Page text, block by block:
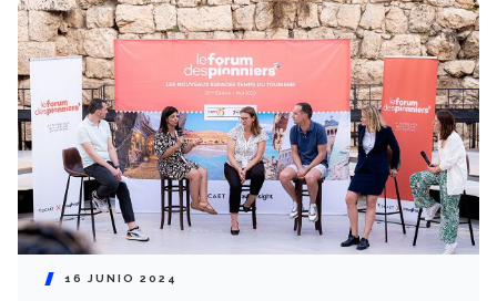
16 JUNIO 2024